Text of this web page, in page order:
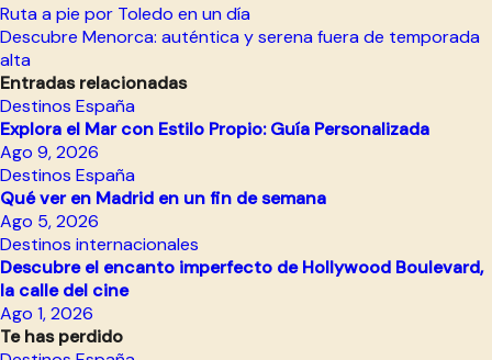
Navegación
de
entradas
Ruta a pie por Toledo en un día
Descubre Menorca: auténtica y serena fuera de temporada
alta
Entradas relacionadas
Destinos España
Explora el Mar con Estilo Propio: Guía Personalizada
Ago 9, 2026
Destinos España
Qué ver en Madrid en un fin de semana
Ago 5, 2026
Destinos internacionales
Descubre el encanto imperfecto de Hollywood Boulevard,
la calle del cine
Ago 1, 2026
Te has perdido